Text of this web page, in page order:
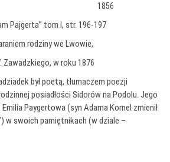
Pajgerta” tom I, str. 196-197
rodziny we Lwowie,
Zawadzkiego, w roku 1876
był poetą, tłumaczem poezji
posiadłości Sidorów na Podolu. Jego
Paygertowa (syn Adama Kornel zmienił
w swoich pamiętnikach (w dziale –